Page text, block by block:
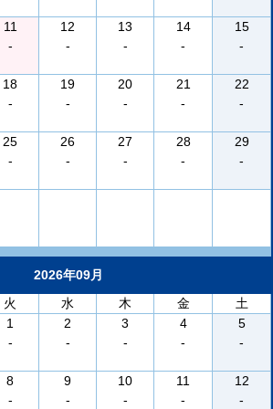
11
-
12
-
13
-
14
-
15
-
18
-
19
-
20
-
21
-
22
-
25
-
26
-
27
-
28
-
29
-
2026年09月
火 水 木 金
土
1
-
2
-
3
-
4
-
5
-
8
-
9
-
10
-
11
-
12
-